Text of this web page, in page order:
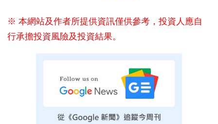
※ 本網站及作者所提供資訊僅供參考，投資人應自
行承擔投資風險及投資結果。